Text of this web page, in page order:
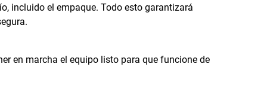
incluido el empaque. Todo esto garantizará
en marcha el equipo listo para que funcione de